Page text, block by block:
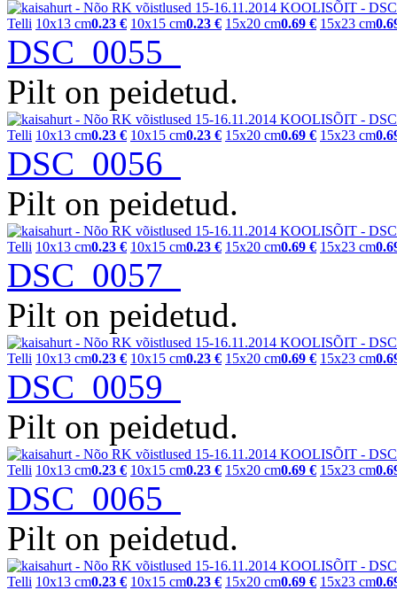
Telli 10x13 cm0.23 € 10x15 cm0.23 € 15x20 cm0.69 € 15x23 cm
DSC_0055
Pilt on peidetud.
Telli 10x13 cm0.23 € 10x15 cm0.23 € 15x20 cm0.69 € 15x23 cm
DSC_0056
Pilt on peidetud.
Telli 10x13 cm0.23 € 10x15 cm0.23 € 15x20 cm0.69 € 15x23 cm
DSC_0057
Pilt on peidetud.
Telli 10x13 cm0.23 € 10x15 cm0.23 € 15x20 cm0.69 € 15x23 cm
DSC_0059
Pilt on peidetud.
Telli 10x13 cm0.23 € 10x15 cm0.23 € 15x20 cm0.69 € 15x23 cm
DSC_0065
Pilt on peidetud.
Telli 10x13 cm0.23 € 10x15 cm0.23 € 15x20 cm0.69 € 15x23 cm